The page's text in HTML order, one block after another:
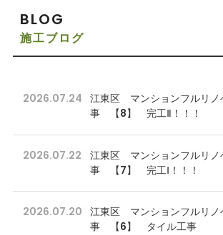
BLOG
施工ブログ
2026.07.24
江東区 マンションフルリノ
事 【8】 完工Ⅱ！！！
2026.07.22
江東区 マンションフルリノ
事 【7】 完工Ⅰ！！！
2026.07.20
江東区 マンションフルリノ
事 【6】 タイル工事